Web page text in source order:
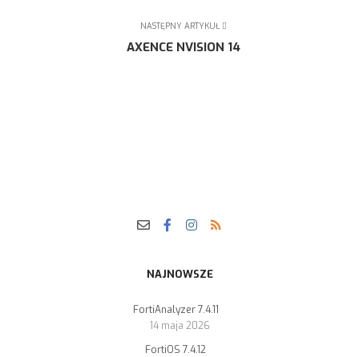
NASTĘPNY ARTYKUŁ
AXENCE NVISION 14
NAJNOWSZE
FortiAnalyzer 7.4.11
14 maja 2026
FortiOS 7.4.12